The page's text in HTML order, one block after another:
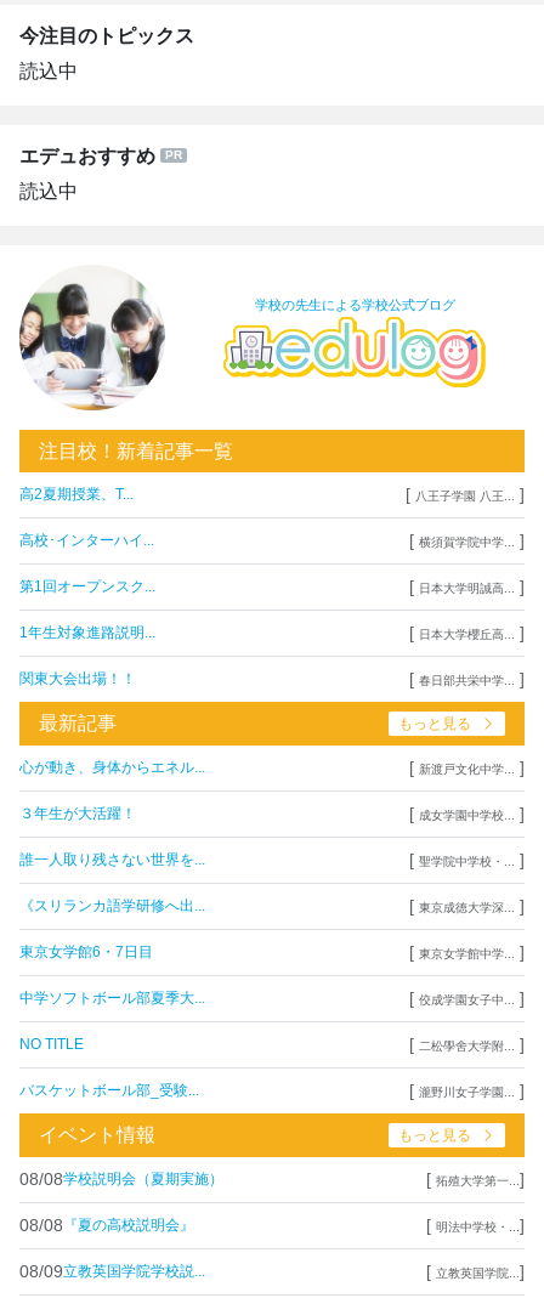
今注目のトピックス
読込中
エデュおすすめ
読込中
学校の先生による学校公式ブログ
注目校！新着記事一覧
高2夏期授業、T... [ 八王子学園 八王... ]
高校･インターハイ... [ 横須賀学院中学... ]
第1回オープンスク... [ 日本大学明誠高... ]
1年生対象進路説明... [ 日本大学櫻丘高... ]
関東大会出場！！ [ 春日部共栄中学... ]
最新記事 もっと見る
心が動き、身体からエネル... [ 新渡戸文化中学... ]
３年生が大活躍！ [ 成女学園中学校... ]
誰一人取り残さない世界を... [ 聖学院中学校・... ]
《スリランカ語学研修へ出... [ 東京成徳大学深... ]
東京女学館6・7日目 [ 東京女学館中学... ]
中学ソフトボール部夏季大... [ 佼成学園女子中... ]
NO TITLE [ 二松學舍大学附... ]
バスケットボール部_受験... [ 瀧野川女子学園... ]
イベント情報 もっと見る
08/08学校説明会（夏期実施） [ 拓殖大学第一... ]
08/08 『夏の高校説明会』 [ 明法中学校・... ]
08/09立教英国学院学校説... [ 立教英国学院... ]